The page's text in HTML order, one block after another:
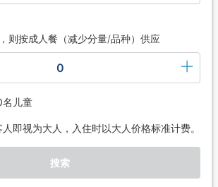
则按成人餐（减少分量/品种）供应
0
名儿童
即视为大人，入住时以大人价格标准计费。
搜索